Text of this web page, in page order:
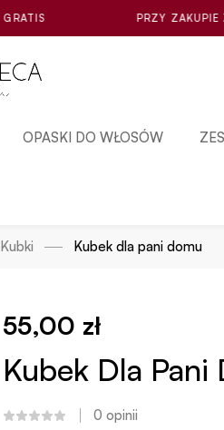
PRZY ZAKUPIE ZA MIN. 100ZŁ
OPASKI DO WŁOSÓW
Kubki Kubek dla pani domu
55,00 zł
Kubek Dla Pani
0 opinii